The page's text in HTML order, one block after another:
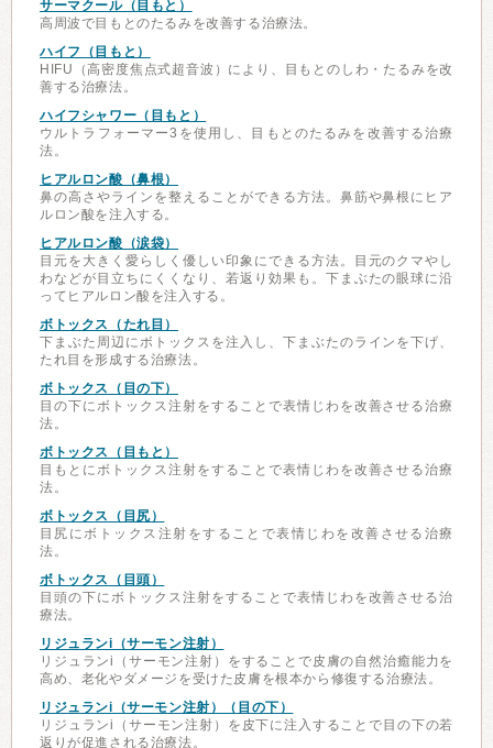
サーマクール（目もと）
高周波で目もとのたるみを改善する治療法。
ハイフ（目もと）
HIFU（高密度焦点式超音波）により、目もとのしわ・たるみを改
善する治療法。
ハイフシャワー（目もと）
ウルトラフォーマー3を使用し、目もとのたるみを改善する治療
法。
ヒアルロン酸（鼻根）
鼻の高さやラインを整えることができる方法。鼻筋や鼻根にヒア
ルロン酸を注入する。
ヒアルロン酸（涙袋）
目元を大きく愛らしく優しい印象にできる方法。目元のクマやし
わなどが目立ちにくくなり、若返り効果も。下まぶたの眼球に沿
ってヒアルロン酸を注入する。
ボトックス（たれ目）
下まぶた周辺にボトックスを注入し、下まぶたのラインを下げ、
たれ目を形成する治療法。
ボトックス（目の下）
目の下にボトックス注射をすることで表情じわを改善させる治療
法。
ボトックス（目もと）
目もとにボトックス注射をすることで表情じわを改善させる治療
法。
ボトックス（目尻）
目尻にボトックス注射をすることで表情じわを改善させる治療
法。
ボトックス（目頭）
目頭の下にボトックス注射をすることで表情じわを改善させる治
療法。
リジュランi（サーモン注射）
リジュランi（サーモン注射）をすることで皮膚の自然治癒能力を
高め、老化やダメージを受けた皮膚を根本から修復する治療法。
リジュランi（サーモン注射）（目の下）
リジュランi（サーモン注射）を皮下に注入することで目の下の若
返りが促進される治療法。